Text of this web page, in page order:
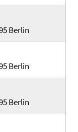
Berlin
Berlin
Berlin